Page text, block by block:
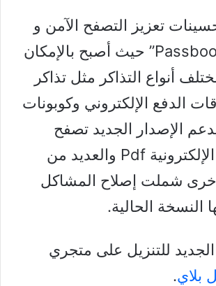
تعزيز التصفح الآمن و
دعم خدمة “Passbook” حيث أصبح بالإمكان
أنواع التذاكر مثل تذاكر
الدفع الإلكتروني وكوبونات
الإصدار الجديد تصفح
ملفات الكتب الإلكترونية Pdf والعديد من
شملت إصلاح المشاكل
النسخة الحالية.
الجديد للتنزيل على متجري
بلاي.